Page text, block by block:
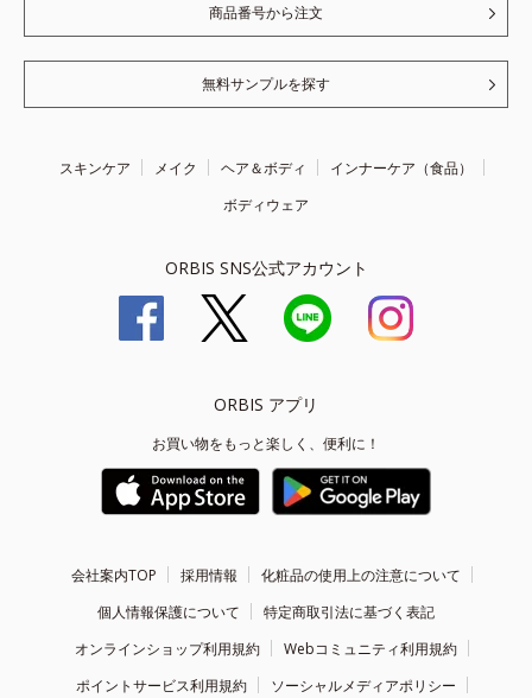
商品番号から注文
無料サンプルを探す
スキンケア メイク ヘア＆ボディ
インナーケア（食品）
ボディウェア
ORBIS SNS公式アカウント
ORBIS アプリ
お買い物をもっと楽しく、便利に！
会社案内TOP 採用情報
化粧品の使用上の注意について
個人情報保護について
特定商取引法に基づく表記
オンラインショップ利用規約
Webコミュニティ利用規約
ポイントサービス利用規約
ソーシャルメディアポリシー